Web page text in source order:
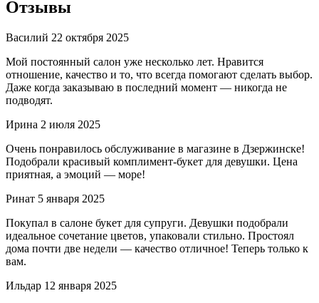
Отзывы
Василий 22 октября 2025
Мой постоянный салон уже несколько лет. Нравится
отношение, качество и то, что всегда помогают сделать выбор.
Даже когда заказываю в последний момент — никогда не
подводят.
Ирина 2 июля 2025
Очень понравилось обслуживание в магазине в Дзержинске!
Подобрали красивый комплимент-букет для девушки. Цена
приятная, а эмоций — море!
Ринат 5 января 2025
Покупал в салоне букет для супруги. Девушки подобрали
идеальное сочетание цветов, упаковали стильно. Простоял
дома почти две недели — качество отличное! Теперь только к
вам.
Ильдар 12 января 2025